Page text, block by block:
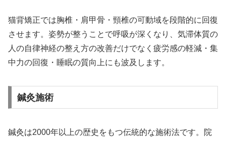
猫背矯正では胸椎・肩甲骨・頸椎の可動域を段階的に回復
させます。姿勢が整うことで呼吸が深くなり、気滞体質の
人の自律神経の整え方の改善だけでなく疲労感の軽減・集
中力の回復・睡眠の質向上にも波及します。
鍼灸施術
鍼灸は2000年以上の歴史をもつ伝統的な施術法です。院